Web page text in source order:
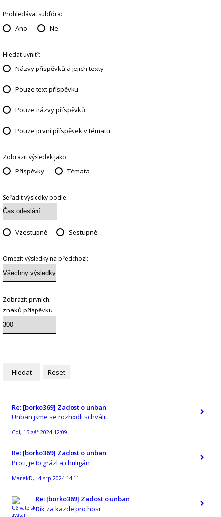
Prohledávat subfóra:
Ano Ne
Hledat uvnitř:
Názvy příspěvků a jejich texty
Pouze text příspěvku
Pouze názvy příspěvků
Pouze první příspěvek v tématu
Zobrazit výsledek jako:
Příspěvky Témata
Seřadit výsledky podle:
Vzestupně Sestupně
Omezit výsledky na předchozí:
Zobrazit prvních:
znaků příspěvku
Re: [borko369] Zadost o unban
Unban jsme se rozhodli schválit.
Col, 15 zář 2024 12:09
Re: [borko369] Zadost o unban
Proti, je to grázl a chuligán
MarekD, 14 srp 2024 14:11
Re: [borko369] Zadost o unban
Dík za kazde pro hosi